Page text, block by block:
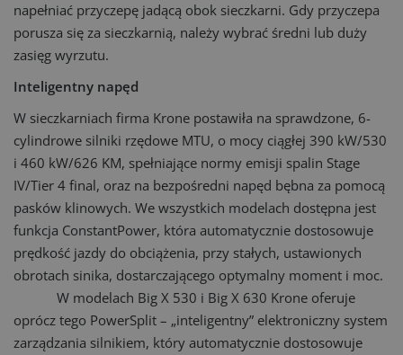
napełniać przyczepę jadącą obok sieczkarni. Gdy przyczepa
porusza się za sieczkarnią, należy wybrać średni lub duży
zasięg wyrzutu.
Inteligentny napęd
W sieczkarniach firma Krone postawiła na sprawdzone, 6-
cylindrowe silniki rzędowe MTU, o mocy ciągłej 390 kW/530
i 460 kW/626 KM, spełniające normy emisji spalin Stage
IV/Tier 4 final, oraz na bezpośred­ni napęd bębna za pomocą
pasków klinowych. We wszystkich modelach dostępna jest
funkcja ConstantPower, która automatycznie dostosowuje
prędkość jazdy do obciążenia, przy stałych, ustawionych
obrotach sinika, dostarczającego optymalny moment i moc.
W modelach Big X 530 i Big X 630 Krone oferuje
oprócz tego PowerSplit – „inteli­gen­tny” elektroniczny system
zarządzania silnikiem, który automatycznie dostosowuje